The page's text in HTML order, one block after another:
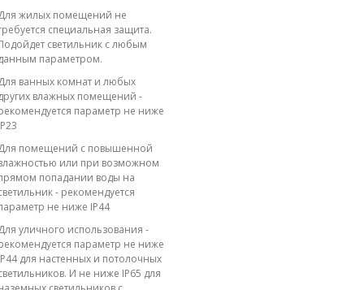
жилых помещений не
специальная защита.
светильник с любым
параметром.
ванных комнат и любых
влажных помещений -
параметр не ниже
помещений с повышенной
или при возможном
попадании воды на
- рекомендуется
не ниже IP44
уличного использования -
параметр не ниже
для настенных и потолочных
И не ниже IP65 для